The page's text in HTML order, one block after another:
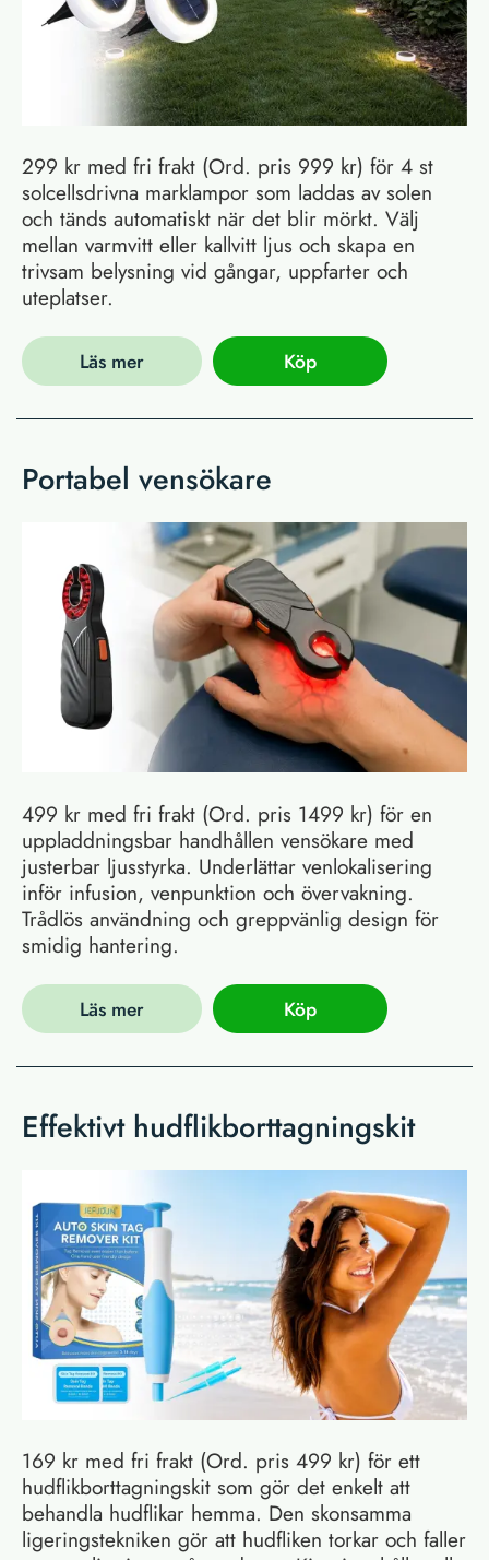
299 kr med fri frakt (Ord. pris 999 kr) för 4 st
solcellsdrivna marklampor som laddas av solen
och tänds automatiskt när det blir mörkt. Välj
mellan varmvitt eller kallvitt ljus och skapa en
trivsam belysning vid gångar, uppfarter och
uteplatser.
Läs mer Köp
Portabel vensökare
499 kr med fri frakt (Ord. pris 1499 kr) för en
uppladdningsbar handhållen vensökare med
justerbar ljusstyrka. Underlättar venlokalisering
inför infusion, venpunktion och övervakning.
Trådlös användning och greppvänlig design för
smidig hantering.
Läs mer Köp
Effektivt hudflikborttagningskit
169 kr med fri frakt (Ord. pris 499 kr) för ett
hudflikborttagningskit som gör det enkelt att
behandla hudflikar hemma. Den skonsamma
ligeringstekniken gör att hudfliken torkar och faller